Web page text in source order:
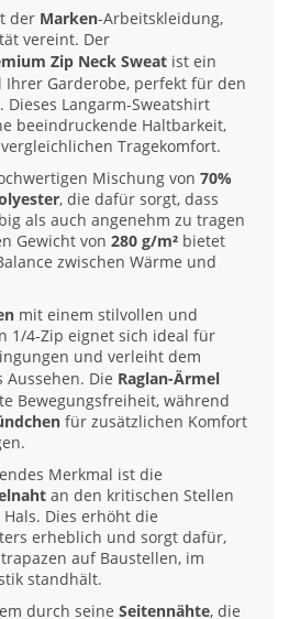
der Marken-Arbeitskleidung,
vereint. Der
Zip Neck Sweat ist ein
Garderobe, perfekt für den
Dieses Langarm-Sweatshirt
beeindruckende Haltbarkeit,
Tragekomfort.
Mischung von70%
, die dafür sorgt, dass
als auch angenehm zu tragen
Gewicht von280 g/m² bietet
zwischen Wärme und
mit einem stilvollen und
1/4-Zip eignet sich ideal für
und verleiht dem
Die Raglan-Ärmel
Bewegungsfreiheit, während
für zusätzlichen Komfort
Merkmal ist die
an den kritischen Stellen
Dies erhöht die
erheblich und sorgt dafür,
auf Baustellen, im
standhält.
durch seineSeitennähte, die